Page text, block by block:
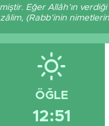
Eğer Allâh’ın
(Rabb’inin
ÖĞLE
12:51